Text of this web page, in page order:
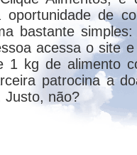
Espíritos há os
que recusa
a prova é
muito de
atômico à sua
de braços
oportunidade de
bastante
acessa o site
1 kg de alimento
patrocina a
Justo, não?